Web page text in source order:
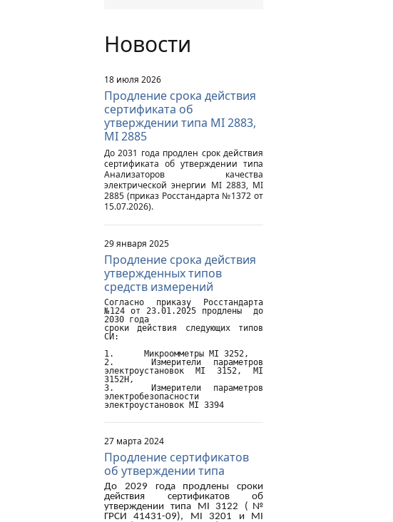
Новости
18 июля 2026
Продление срока действия
сертификата об
утверждении типа MI 2883,
MI 2885
До 2031 года продлен срок действия
сертификата об утверждении типа
Анализаторов качества
электрической энергии MI 2883, MI
2885 (приказ Росстандарта №1372 от
15.07.2026).
29 января 2025
Продление срока действия
утвержденных типов
средств измерений
Согласно приказу Росстандарта
№124 от 23.01.2025 продлены  до
2030 года
сроки действия следующих типов
СИ:
1.	Микроомметры MI 3252,
2.	Измерители параметров
электроустановок MI 3152, MI
3152H,
3.	Измерители параметров
электробезопасности
электроустановок MI 3394
27 марта 2024
Продление сертификатов
об утверждении типа
До 2029 года продлены сроки
действия сертификатов об
утверждении типа MI 3122 (№
ГРСИ 41431-09), MI 3201 и MI